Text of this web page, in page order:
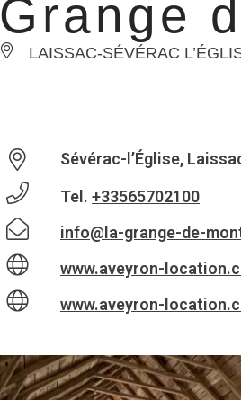
Grange
LAISSAC-SÉVÉRAC
Sévérac-l’Église,
Tel. +33565702100
info@la-grange-de-
www.aveyron-
www.aveyron-